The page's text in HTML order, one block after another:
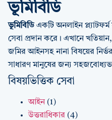
ভূমিবিডি
ভূমিবিডিএকটি অনলাইন
সেবা প্রদান করে। এখানে
জমির আইনসহ নানা বিষয়ের
সাধারণ মানুষের জন্য
বিষয়ভিত্তিক সেবা
আইন (1)
উত্তরাধিকার (4)